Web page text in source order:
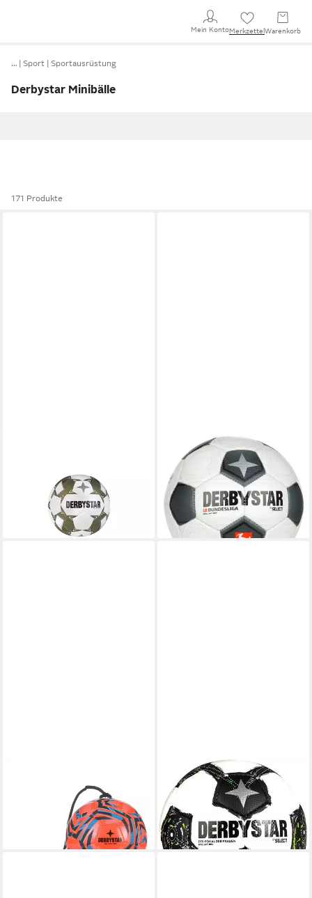
Mein KontoMerkzettel Warenkorb
… Sport Sportausrüstung
Derbystar Minibälle
171 Produkte
Fussball Brillant Mini v25
lieferbar - in 2-3 Werktagen bei dir
DERBYSTAR
Fußball Derbystar Mini-
Fussball 2. Bundesliga Brillant
Mini Classic v24 24/25
14,90 €
lieferbar - in 2-3 Werktagen bei dir
Fußball Derbystar Mini-
Fussball Multikick Mini v26
lieferbar - in 2-3 Werktagen bei dir
DERBYSTAR
Fußball Dfb-Pokal Frauen
Brillant Mini V25
18,79 €
lieferbar - in 6-8 Werktagen bei dir